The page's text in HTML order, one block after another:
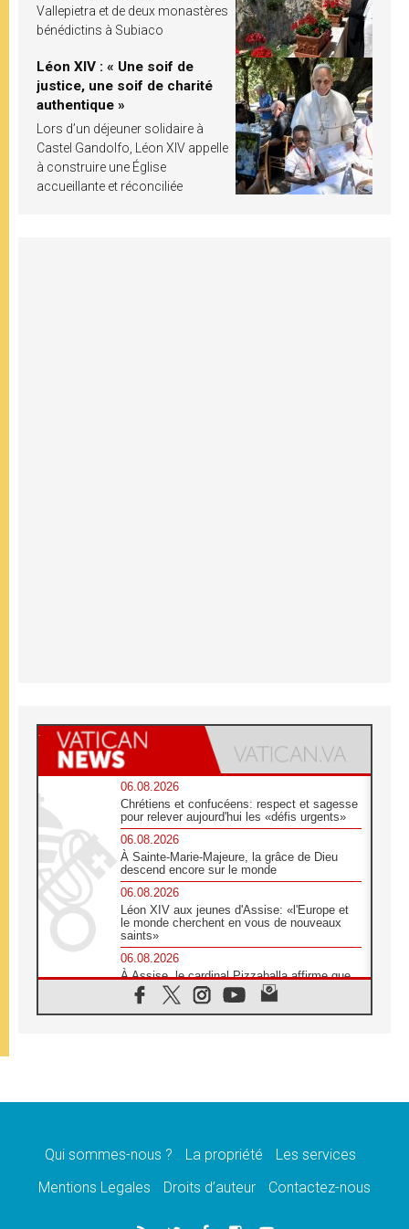
Vallepietra et de deux monastères
bénédictins à Subiaco
Léon XIV : « Une soif de
justice, une soif de charité
authentique »
Lors d’un déjeuner solidaire à
Castel Gandolfo, Léon XIV appelle
à construire une Église
accueillante et réconciliée
06.08.2026
Chrétiens et confucéens: respect et sagesse
pour relever aujourd'hui les «défis urgents»
06.08.2026
À Sainte-Marie-Majeure, la grâce de Dieu
descend encore sur le monde
06.08.2026
Léon XIV aux jeunes d'Assise: «l'Europe et
le monde cherchent en vous de nouveaux
saints»
06.08.2026
À Assise, le cardinal Pizzaballa affirme que
«les chrétiens veulent la paix»
06.08.2026
message de paix et de dignité humaine»
«La visite du Pape en Uruguay renforcera
05.08.2026
Qui sommes-nous ? La propriété
Les services
Mentions Legales
Droits d’auteur Contactez-nous